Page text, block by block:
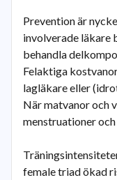
Prevention är
involverade läkare
behandla
Felaktiga
lagläkare eller
När matvanor och
menstruationer
female triad ökad